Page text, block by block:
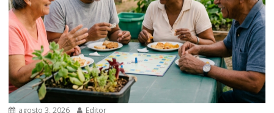
agosto 3, 2026 Editor